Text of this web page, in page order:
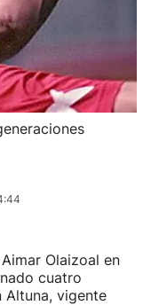
Olaizoal en
cuatro
Altuna, vigente